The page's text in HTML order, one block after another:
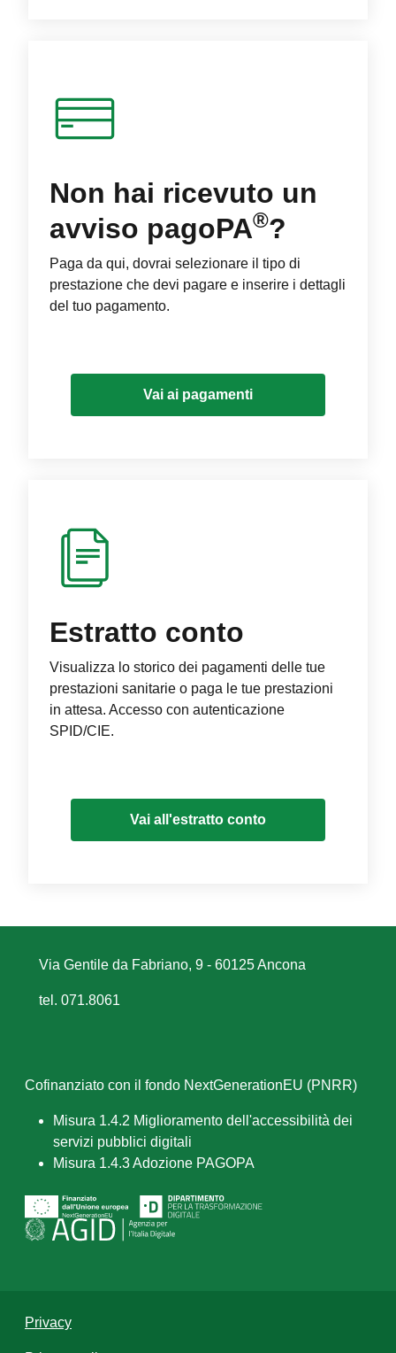
Non hai ricevuto un
avviso pagoPA®?
Paga da qui, dovrai selezionare il tipo di
prestazione che devi pagare e inserire i dettagli
del tuo pagamento.
Vai ai pagamenti
Estratto conto
Visualizza lo storico dei pagamenti delle tue
prestazioni sanitarie o paga le tue prestazioni
in attesa. Accesso con autenticazione
SPID/CIE.
Vai all'estratto conto
Via Gentile da Fabriano, 9 - 60125 Ancona
tel. 071.8061
Cofinanziato con il fondo NextGenerationEU (PNRR)
Misura 1.4.2 Miglioramento dell'accessibilità dei
servizi pubblici digitali
Misura 1.4.3 Adozione PAGOPA
Privacy